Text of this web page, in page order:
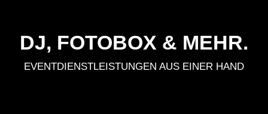
DJ, FOTOBOX & MEHR.
EVENTDIENSTLEISTUNGEN AUS EINER HAND